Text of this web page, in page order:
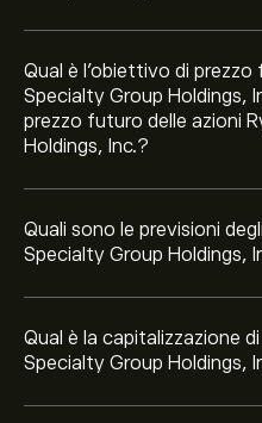
Qual è l'obiettivo di prezzo
Specialty Group Holdings,
prezzo futuro delle azioni
Holdings, Inc.?
Quali sono le previsioni
Specialty Group Holdings,
Qual è la capitalizzazione
Specialty Group Holdings,